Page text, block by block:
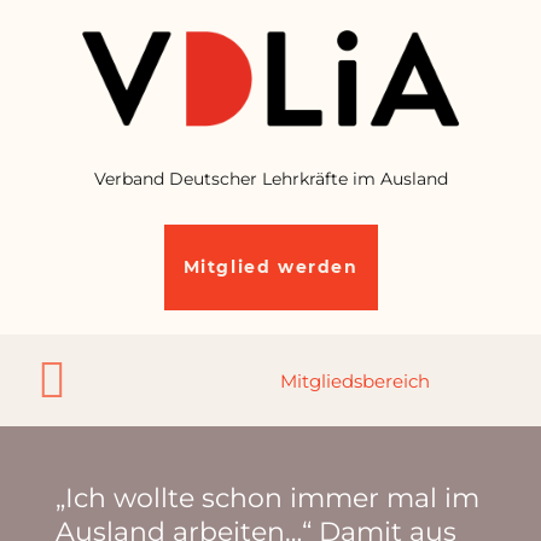
Verband Deutscher Lehrkräfte im Ausland
Mitglied werden
„Ich wollte schon immer mal im
Ausland arbeiten…“ Damit aus